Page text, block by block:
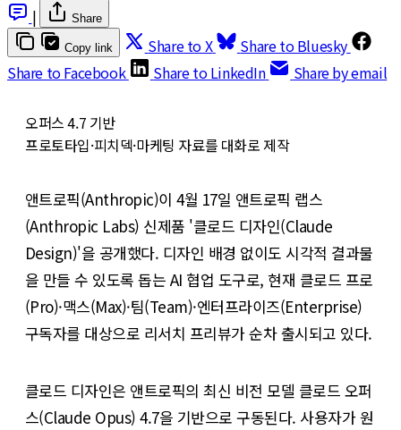
|
Share
Copy link Share to X
Share to Bluesky
Share to Facebook
Share to LinkedIn Share by email
오퍼스 4.7 기반
프로토타입·피치덱·마케팅 자료를 대화로 제작
앤트로픽(Anthropic)이 4월 17일 앤트로픽 랩스
(Anthropic Labs) 신제품 '클로드 디자인(Claude
Design)'을 공개했다. 디자인 배경 없이도 시각적 결과물
을 만들 수 있도록 돕는 AI 협업 도구로, 현재 클로드 프로
(Pro)·맥스(Max)·팀(Team)·엔터프라이즈(Enterprise)
구독자를 대상으로 리서치 프리뷰가 순차 출시되고 있다.
클로드 디자인은 앤트로픽의 최신 비전 모델 클로드 오퍼
스(Claude Opus) 4.7을 기반으로 구동된다. 사용자가 원